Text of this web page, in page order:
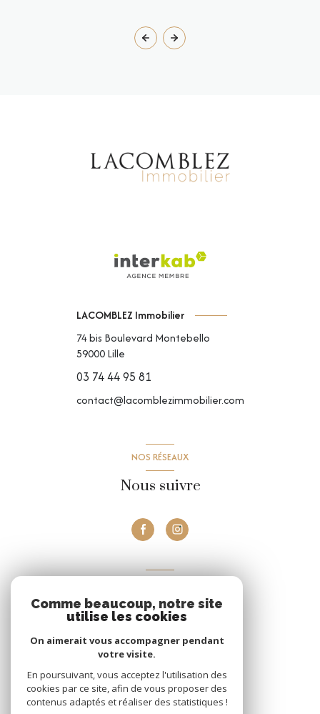
LACOMBLEZ Immobilier
74 bis Boulevard Montebello
59000Lille
03 74 44 95 81
contact@lacomblezimmobilier.com
NOS RÉSEAUX
Nous suivre
Espace propriétaire
Se connecter
Comme beaucoup, notre site
utilise les cookies
On aimerait vous accompagner pendant
votre visite.
En poursuivant, vous acceptez l'utilisation des
cookies par ce site, afin de vous proposer des
contenus adaptés et réaliser des statistiques !